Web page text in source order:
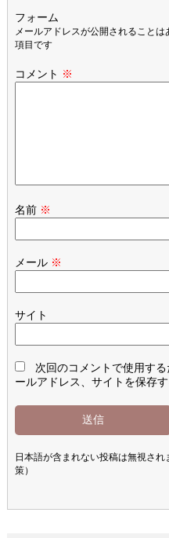
フォーム
メールアドレスが公開されることは
項目です
コメント ※
名前 ※
メール ※
サイト
次回のコメントで使用す
ールアドレス、サイトを保存す
日本語が含まれない投稿は無視さ
策）